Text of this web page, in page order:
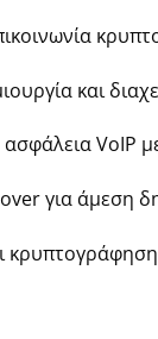
και
VoIP
για άμεση